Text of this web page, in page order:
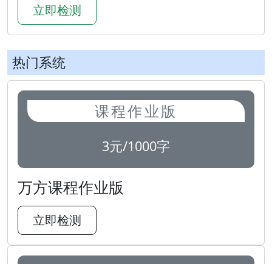
立即检测
热门系统
课程作业版
3元/1000字
万方课程作业版
立即检测